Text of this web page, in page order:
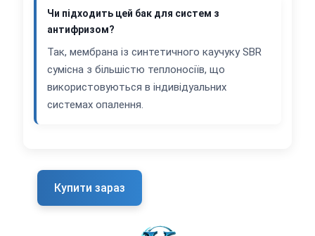
Чи підходить цей бак для систем з
антифризом?
Так, мембрана із синтетичного каучуку SBR
сумісна з більшістю теплоносіїв, що
використовуються в індивідуальних
системах опалення.
Купити зараз